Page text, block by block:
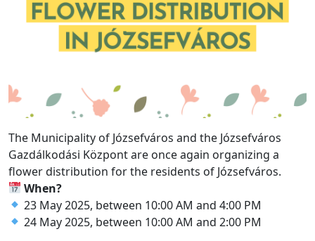
The Municipality of Józsefváros and the Józsefváros
Gazdálkodási Központ are once again organizing a
flower distribution for the residents of Józsefváros.
When?
23 May 2025, between 10:00 AM and 4:00 PM
24 May 2025, between 10:00 AM and 2:00 PM